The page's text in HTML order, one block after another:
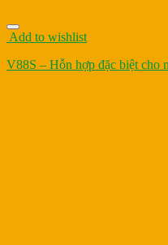
Add to wishlist
V88S – Hỗn hợp đặc biệt cho